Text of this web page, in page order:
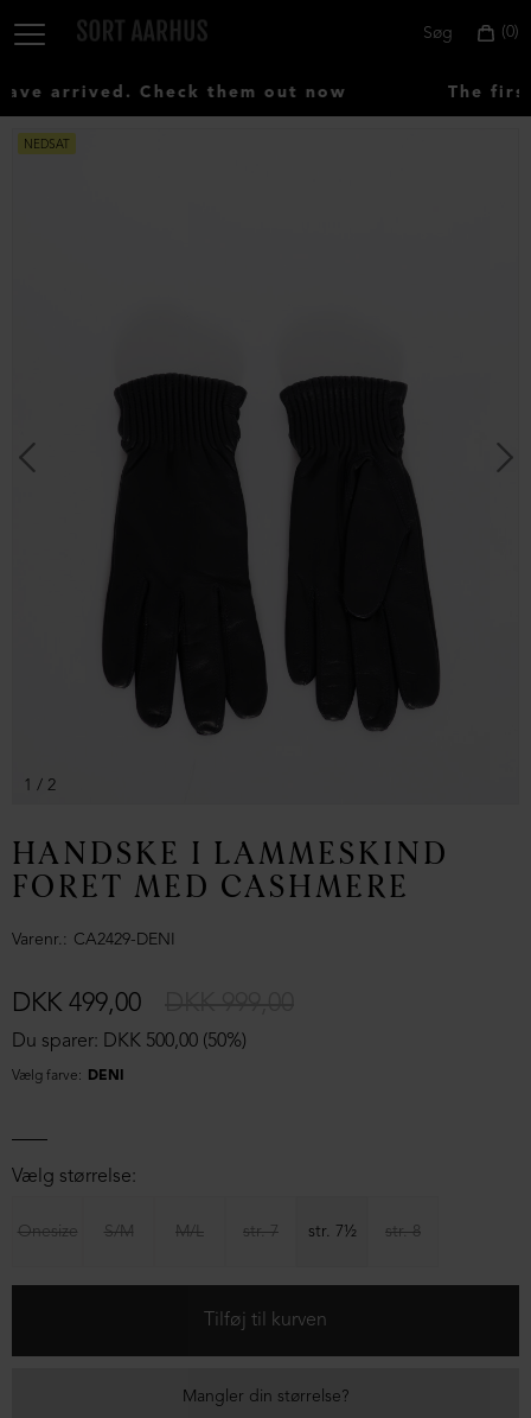
0
Søg
arrived. Check them out now The first
NEDSAT
1 / 2
HANDSKE I LAMMESKIND
FORET MED CASHMERE
Varenr. CA2429-DENI
Du sparer: DKK 500,00 (50%)
DKK 499,00
Vælg farve: DENI
Vælg størrelse:
Onesize S/M M/L str. 7 str. 7½ str. 8
Mangler din størrelse?